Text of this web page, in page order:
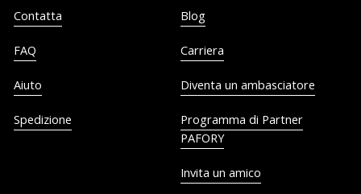
Contatta
FAQ
Aiuto
Spedizione
Blog
Carriera
Diventa un ambasciatore
Programma di Partner
PAFORY
Invita un amico